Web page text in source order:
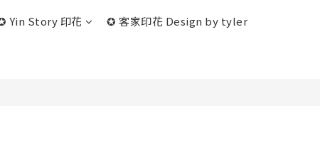
Yin Story 印花
✪ 客家印花 Design by tyler